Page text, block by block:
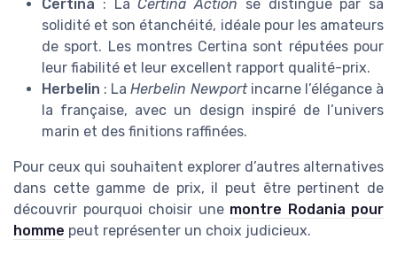
Certina : LaCertina Action se distingue par sa
solidité et son étanchéité, idéale pour les amateurs
de sport. Les montres Certina sont réputées pour
leur fiabilité et leur excellent rapport qualité-prix.
Herbelin : LaHerbelin Newportincarne l’élégance à
la française, avec un design inspiré de l’univers
marin et des finitions raffinées.
Pour ceux qui souhaitent explorer d’autres alternatives
dans cette gamme de prix, il peut être pertinent de
découvrir pourquoi choisir une montre Rodania pour
homme peut représenter un choix judicieux.